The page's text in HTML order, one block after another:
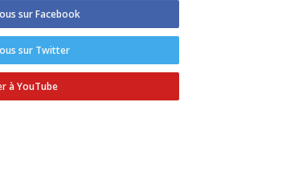
sur Facebook
sur Twitter
à YouTube